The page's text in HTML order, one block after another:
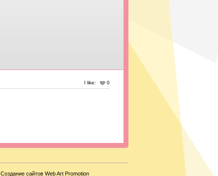
0
I like:
Создание сайтов Web Art Promotion